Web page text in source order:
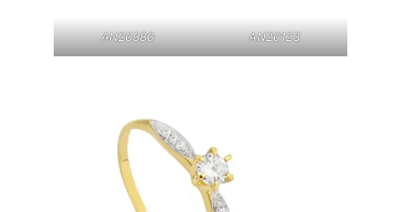
AN20380 AN20123